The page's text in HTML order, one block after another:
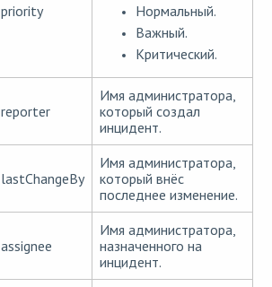
priority
Нормальный.
Важный.
Критический.
reporter
Имя администратора,
который создал
инцидент.
lastChangeBy
Имя администратора,
который внёс
последнее изменение.
assignee
Имя администратора,
назначенного на
инцидент.